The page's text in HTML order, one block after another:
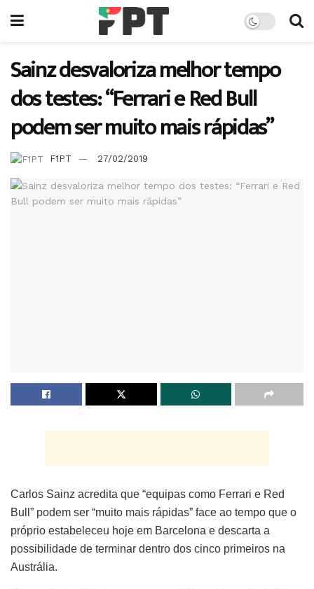
Sainz desvaloriza melhor tempo
dos testes: “Ferrari e Red Bull
podem ser muito mais rápidas”
F1PT 27/02/2019
Carlos Sainz acredita que “equipas como Ferrari e Red
Bull” podem ser “muito mais rápidas” face ao tempo que o
próprio estabeleceu hoje em Barcelona e descarta a
possibilidade de terminar dentro dos cinco primeiros na
Austrália.